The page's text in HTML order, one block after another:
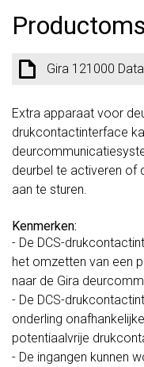
Gira 121000
Extra apparaat voor
drukcontactinterface
deurbel te activeren of
aan te sturen.
Kenmerken:
- De DCS-
het omzetten van een
naar de Gira
- De DCS-
onderling
potentiaalvrije
- De ingangen kunnen